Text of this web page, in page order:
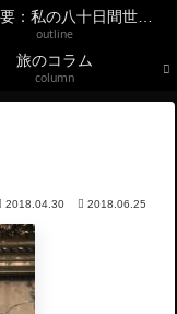
旅の概要：私の八十日間世界一周
outline
旅のコラム
column
2018.04.30 2018.06.25